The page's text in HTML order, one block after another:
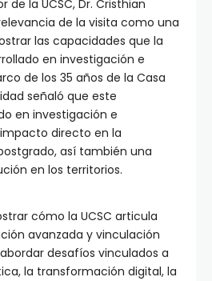
de la UCSC, Dr. Cristhian
de la visita como una
las capacidades que la
en investigación e
de los 35 años de la Casa
señaló que este
en investigación e
directo en la
así también una
en los territorios.
cómo la UCSC articula
avanzada y vinculación
desafíos vinculados a
la transformación digital, la